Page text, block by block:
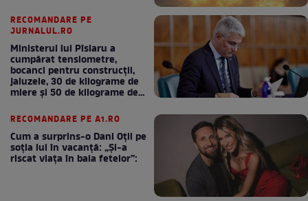
RECOMANDARE PE
JURNALUL.RO
Ministerul lui Pîslaru a
cumpărat tensiometre,
bocanci pentru construcții,
jaluzele, 30 de kilograme de
miere și 50 de kilograme de
RECOMANDARE PE A1.RO
Cum a surprins-o Dani Oțil pe
soția lui în vacanță: „Și-a
riscat viața în baia fetelor”: